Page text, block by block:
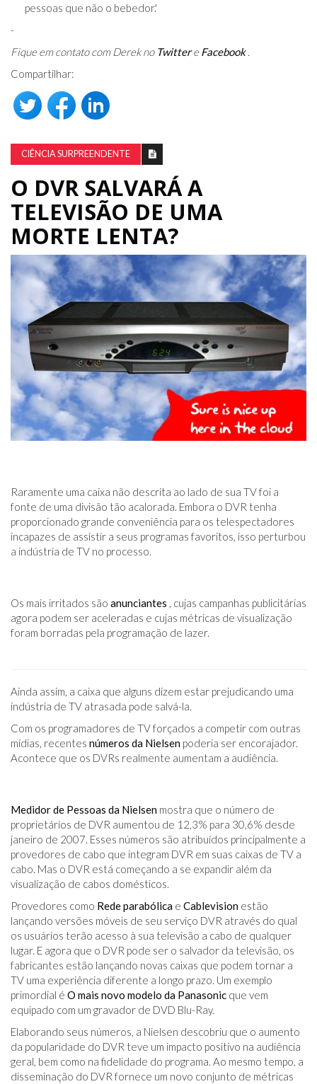
pessoas que não o bebedor.'
-
Fique em contato com Derek no TwittereFacebook.
Compartilhar:
CIÊNCIA SURPREENDENTE
O DVR SALVARÁ A
TELEVISÃO DE UMA
MORTE LENTA?
Raramente uma caixa não descrita ao lado de sua TV foi a
fonte de uma divisão tão acalorada. Embora o DVR tenha
proporcionado grande conveniência para os telespectadores
incapazes de assistir a seus programas favoritos, isso perturbou
a indústria de TV no processo.
Os mais irritados são anunciantes , cujas campanhas publicitárias
agora podem ser aceleradas e cujas métricas de visualização
foram borradas pela programação de lazer.
Ainda assim, a caixa que alguns dizem estar prejudicando uma
indústria de TV atrasada pode salvá-la.
Com os programadores de TV forçados a competir com outras
mídias, recentes números da Nielsen poderia ser encorajador.
Acontece que os DVRs realmente aumentam a audiência.
Medidor de Pessoas da Nielsen mostra que o número de
proprietários de DVR aumentou de 12,3% para 30,6% desde
janeiro de 2007. Esses números são atribuídos principalmente a
provedores de cabo que integram DVR em suas caixas de TV a
cabo. Mas o DVR está começando a se expandir além da
visualização de cabos domésticos.
Provedores como Rede parabólica e Cablevision estão
lançando versões móveis de seu serviço DVR através do qual
os usuários terão acesso à sua televisão a cabo de qualquer
lugar. E agora que o DVR pode ser o salvador da televisão, os
fabricantes estão lançando novas caixas que podem tornar a
TV uma experiência diferente a longo prazo. Um exemplo
primordial é O mais novo modelo da Panasonic que vem
equipado com um gravador de DVD Blu-Ray.
Elaborando seus números, a Nielsen descobriu que o aumento
da popularidade do DVR teve um impacto positivo na audiência
geral, bem como na fidelidade do programa. Ao mesmo tempo, a
disseminação do DVR fornece um novo conjunto de métricas